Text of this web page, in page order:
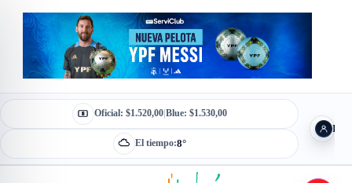
Oficial: $1.520,00| Blue: $1.530,00
El tiempo:8°